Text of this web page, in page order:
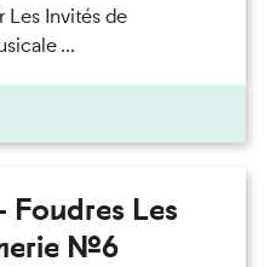
Les Invités de
...
Foudres Les
n°6